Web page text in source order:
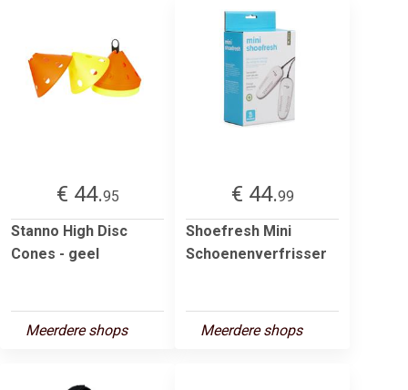
€ 44.95
Stanno High Disc
Cones - geel
Meerdere shops
€ 44.99
Shoefresh Mini
Schoenenverfrisser
Meerdere shops